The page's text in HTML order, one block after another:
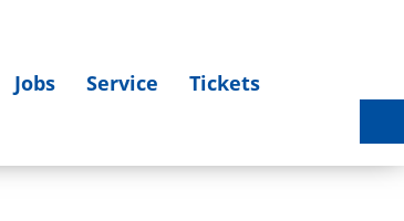
Jobs Service Tickets